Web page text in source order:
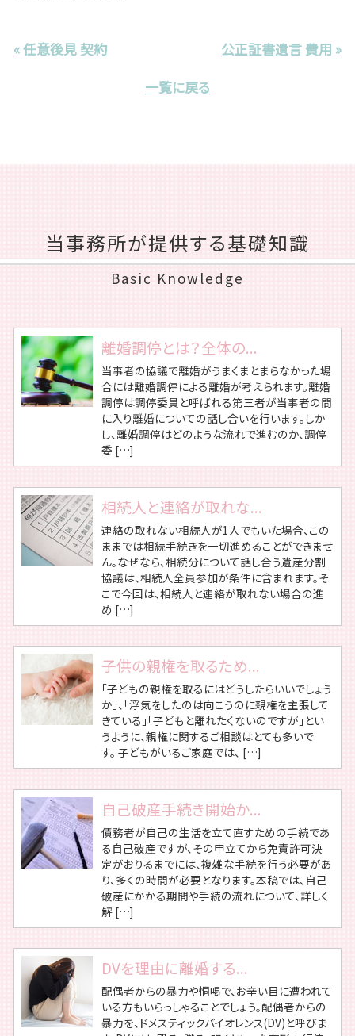
« 任意後見 契約
公正証書遺言 費用 »
一覧に戻る
当事務所が提供する基礎知識
Basic Knowledge
離婚調停とは？全体の...
当事者の協議で離婚がうまくまとまらなかった場
合には離婚調停による離婚が考えられます。離婚
調停は調停委員と呼ばれる第三者が当事者の間
に入り離婚についての話し合いを行います。しか
し、離婚調停はどのような流れで進むのか、調停
委 […]
相続人と連絡が取れな...
連絡の取れない相続人が1人でもいた場合、この
ままでは相続手続きを一切進めることができませ
ん。なぜなら、相続分について話し合う遺産分割
協議は、相続人全員参加が条件に含まれます。そ
こで今回は、相続人と連絡が取れない場合の進
め […]
子供の親権を取るため...
「子どもの親権を取るにはどうしたらいいでしょう
か」、「浮気をしたのは向こうのに親権を主張して
きている」「子どもと離れたくないのですが」とい
うように、親権に関するご相談はとても多いで
す。 子どもがいるご家庭では、 […]
自己破産手続き開始か...
債務者が自己の生活を立て直すための手続であ
る自己破産ですが、その申立てから免責許可決
定がおりるまでには、複雑な手続を行う必要があ
り、多くの時間が必要となります。本稿では、自己
破産にかかる期間や手続の流れについて、詳しく
解 […]
DVを理由に離婚する...
配偶者からの暴力や恫喝で、お辛い目に遭われて
いる方もいらっしゃることでしょう。配偶者からの
暴力を、ドメスティックバイオレンス(DV)と呼びま